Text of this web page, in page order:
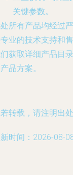
关键参数。
所有产品均经过
业的技术支持和
获取详细产品目
品方案。
转载，请注明出
时间：2026-08-